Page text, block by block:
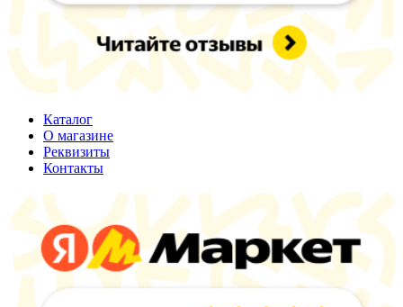
Каталог
О магазине
Реквизиты
Контакты